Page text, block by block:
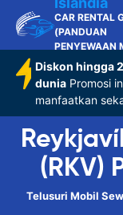
CAR RENTAL
(PANDUAN
PENYEWAAN
Diskon hingga
dunia Promosi
manfaatkan
(RKV)
Telusuri Mobil